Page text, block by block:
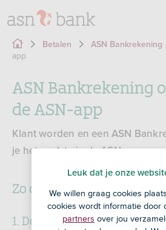
Betalen ASN Bankrekening
app
ASN Bankrekening
de ASN-app
Klant worden en een ASN
je het snelst via de ASN-app.
Zo open je een rekening
1. Download de ASN-app voor
Leuk dat je onze
We willen graag cookies
cookies wordt informatie door
partners over jou